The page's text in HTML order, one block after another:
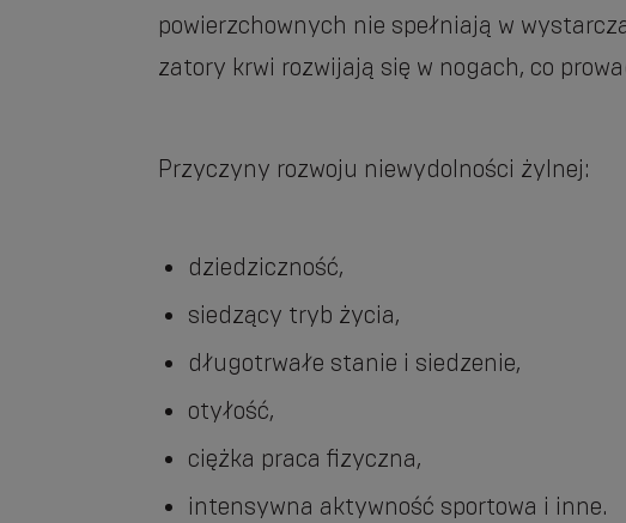
powierzchownych nie spełniają w
zatory krwi rozwijają się w nogach, co
Przyczyny rozwoju niewydolności żylnej:
dziedziczność,
siedzący tryb życia,
długotrwałe stanie i siedzenie,
otyłość,
ciężka praca fizyczna,
intensywna aktywność sportowa i inne.